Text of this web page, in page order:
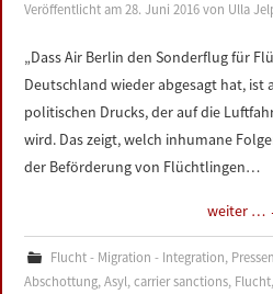
IMPRESSUM
Veröffentlicht am28. Juni 2016 von Ulla
„Dass Air Berlin den Sonderflug für
Deutschland wieder abgesagt hat, ist
politischen Drucks, der auf die
wird. Das zeigt, welch inhumane
der Beförderung von Flüchtlingen…
weiter …
Flucht - Migration - Integration,
Abschottung,Asyl,carrier sanctions, Flucht,